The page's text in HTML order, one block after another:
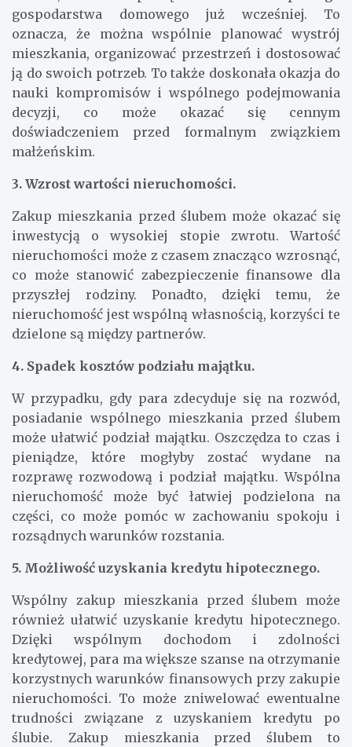
gospodarstwa domowego już wcześniej. To
oznacza, że można wspólnie planować wystrój
mieszkania, organizować przestrzeń i dostosować
ją do swoich potrzeb. To także doskonała okazja do
nauki kompromisów i wspólnego podejmowania
decyzji, co może okazać się cennym
doświadczeniem przed formalnym związkiem
małżeńskim.
3. Wzrost wartości nieruchomości.
Zakup mieszkania przed ślubem może okazać się
inwestycją o wysokiej stopie zwrotu. Wartość
nieruchomości może z czasem znacząco wzrosnąć,
co może stanowić zabezpieczenie finansowe dla
przyszłej rodziny. Ponadto, dzięki temu, że
nieruchomość jest wspólną własnością, korzyści te
dzielone są między partnerów.
4. Spadek kosztów podziału majątku.
W przypadku, gdy para zdecyduje się na rozwód,
posiadanie wspólnego mieszkania przed ślubem
może ułatwić podział majątku. Oszczędza to czas i
pieniądze, które mogłyby zostać wydane na
rozprawę rozwodową i podział majątku. Wspólna
nieruchomość może być łatwiej podzielona na
części, co może pomóc w zachowaniu spokoju i
rozsądnych warunków rozstania.
5. Możliwość uzyskania kredytu hipotecznego.
Wspólny zakup mieszkania przed ślubem może
również ułatwić uzyskanie kredytu hipotecznego.
Dzięki wspólnym dochodom i zdolności
kredytowej, para ma większe szanse na otrzymanie
korzystnych warunków finansowych przy zakupie
nieruchomości. To może zniwelować ewentualne
trudności związane z uzyskaniem kredytu po
ślubie. Zakup mieszkania przed ślubem to